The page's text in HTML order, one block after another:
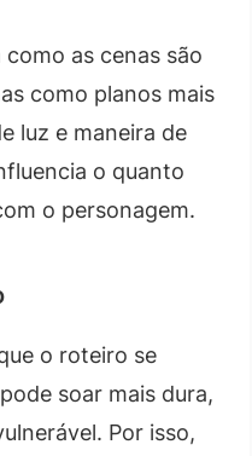
as cenas são
como planos mais
luz e maneira de
o quanto
o personagem.
o roteiro se
soar mais dura,
Por isso,